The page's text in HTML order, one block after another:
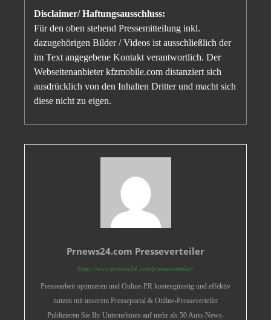
Disclaimer/ Haftungsausschluss:
Für den oben stehend Pressemitteilung inkl.
dazugehörigen Bilder / Videos ist ausschließlich der
im Text angegebene Kontakt verantwortlich. Der
Webseitenanbieter kfzmobile.com distanziert sich
ausdrücklich von den Inhalten Dritter und macht sich
diese nicht zu eigen.
Prnews24.com Presseverteiler
https://www.prnews24.com/presseverteiler/
Pressearbeit optimieren und Online-PR kostengünstig und effektiv
nutzen mit unserem Presseportal & Online-Presseverteiler
Publizieren Sie Ihr Unternehmen auf mehr als 50 Auto-News-